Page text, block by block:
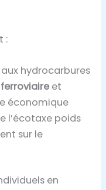
:
hydrocarbures
et
économique
l’écotaxe poids
sur le
en